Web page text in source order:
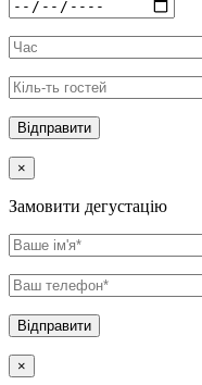
×
Замовити дегустацію
×